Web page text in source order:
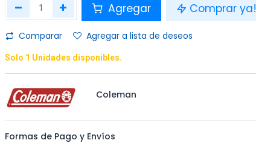
Agregar Comprar ya!
Comparar Agregar a lista de deseos
Solo 1 Unidades disponibles.
Coleman
Formas de Pago y Envíos